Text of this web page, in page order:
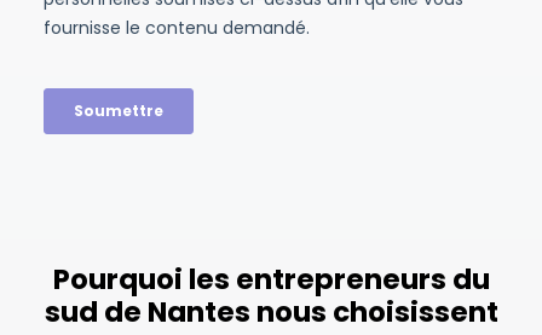
Pourquoi les entrepreneurs du
sud de Nantes nous choisissent